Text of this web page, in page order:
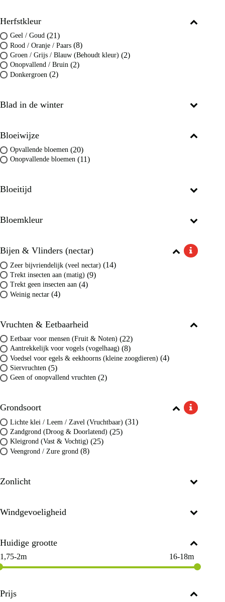
Herfstkleur
Geel / Goud (21)
Rood / Oranje / Paars (8)
Groen / Grijs / Blauw (Behoudt kleur) (2)
Onopvallend / Bruin (2)
Donkergroen (2)
Blad in de winter
Bloeiwijze
Opvallende bloemen (20)
Onopvallende bloemen (11)
Bloeitijd
Bloemkleur
Bijen & Vlinders (nectar)
Zeer bijvriendelijk (veel nectar) (14)
Trekt insecten aan (matig) (9)
Trekt geen insecten aan (4)
Weinig nectar (4)
Vruchten & Eetbaarheid
Eetbaar voor mensen (Fruit & Noten) (22)
Aantrekkelijk voor vogels (vogelhaag) (8)
Voedsel voor egels & eekhoorns (kleine zoogdieren) (4)
Siervruchten (5)
Geen of onopvallend vruchten (2)
Grondsoort
Lichte klei / Leem / Zavel (Vruchtbaar) (31)
Zandgrond (Droog & Doorlatend) (25)
Kleigrond (Vast & Vochtig) (25)
Veengrond / Zure grond (8)
Zonlicht
Windgevoeligheid
Huidige grootte
1,75-2m 16-18m
Prijs